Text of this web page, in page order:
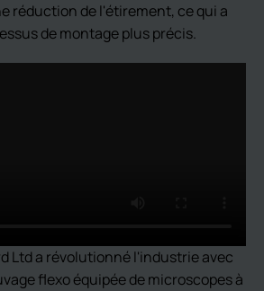
réduction de l'étirement, ce qui a
de montage plus précis.
Ltd a révolutionné l'industrie avec
flexo équipée de microscopes à